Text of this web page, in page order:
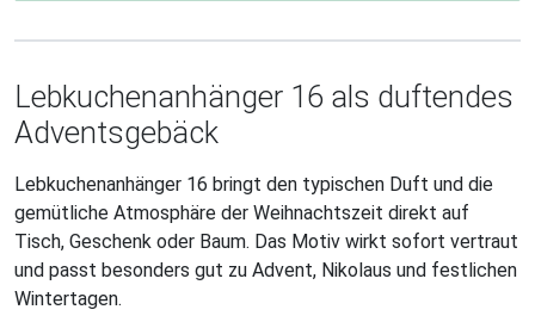
Lebkuchenanhänger 16 als duftendes
Adventsgebäck
Lebkuchenanhänger 16 bringt den typischen Duft und die
gemütliche Atmosphäre der Weihnachtszeit direkt auf
Tisch, Geschenk oder Baum. Das Motiv wirkt sofort vertraut
und passt besonders gut zu Advent, Nikolaus und festlichen
Wintertagen.